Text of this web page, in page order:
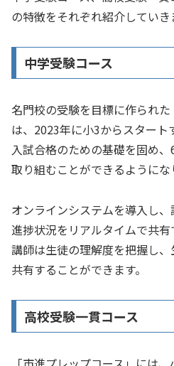
の特徴をそれぞれ紹介していき
中学受験コース
名門校の受験を目標に作られた
は、2023年に小3からスタート
入試合格のための基礎を固め
取り組むことができるようにな
オンラインシステムを導入し
進捗状況をリアルタイムで共有
講師は生徒の理解度を把握し
共有することができます。
高校受験一貫コース